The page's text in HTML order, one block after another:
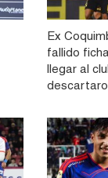
Ex
fallido
llegar al